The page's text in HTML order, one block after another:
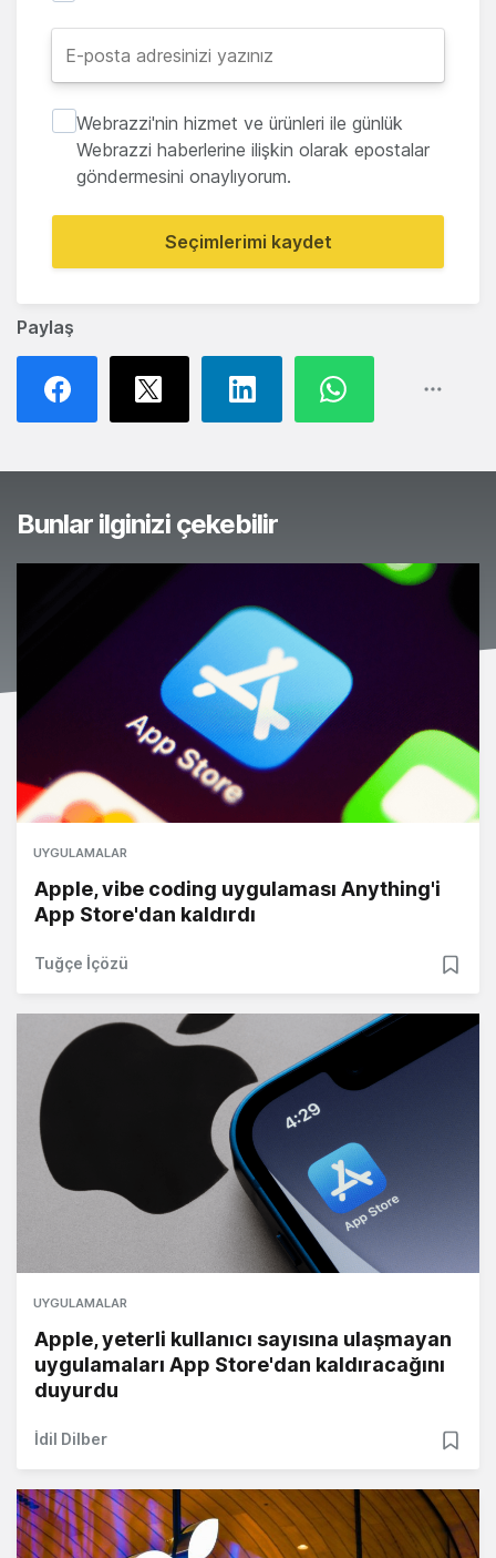
Paylaş
Webrazzi'nin hizmet ve ürünleri ile günlük
Webrazzi haberlerine ilişkin olarak epostalar
göndermesini onaylıyorum.
Seçimlerimi kaydet
Bunlar ilginizi çekebilir
UYGULAMALAR
Apple, vibe coding uygulaması Anything'i
App Store'dan kaldırdı
Tuğçe İçözü
UYGULAMALAR
Apple, yeterli kullanıcı sayısına ulaşmayan
uygulamaları App Store'dan kaldıracağını
duyurdu
İdil Dilber